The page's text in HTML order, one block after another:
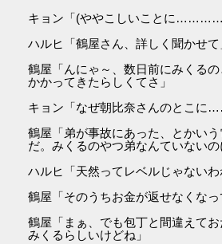
キョン「(ややこしいことに
ハルヒ「鶴屋さん、詳しく聞かせて
鶴屋「んにゃ～、数日前にみくる
かかってきたらしくてさ」
キョン「なぜ朝比奈さんのとこに
鶴屋「弟が事故にあった、とかい
だ。みくるのやつ弟なんていないの
ハルヒ「天然ってレベルじゃない
鶴屋「そのうちお金が返せなくなっ
鶴屋「まぁ、でも包丁と間違えて
みくるらしいけどね」